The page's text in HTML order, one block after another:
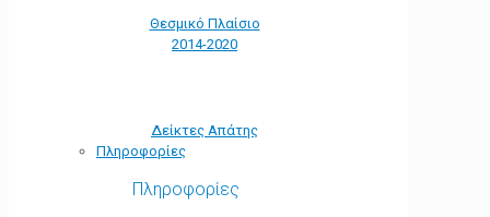
Θεσμικό Πλαίσιο
2014-2020
Δείκτες Απάτης
Πληροφορίες
Πληροφορίες